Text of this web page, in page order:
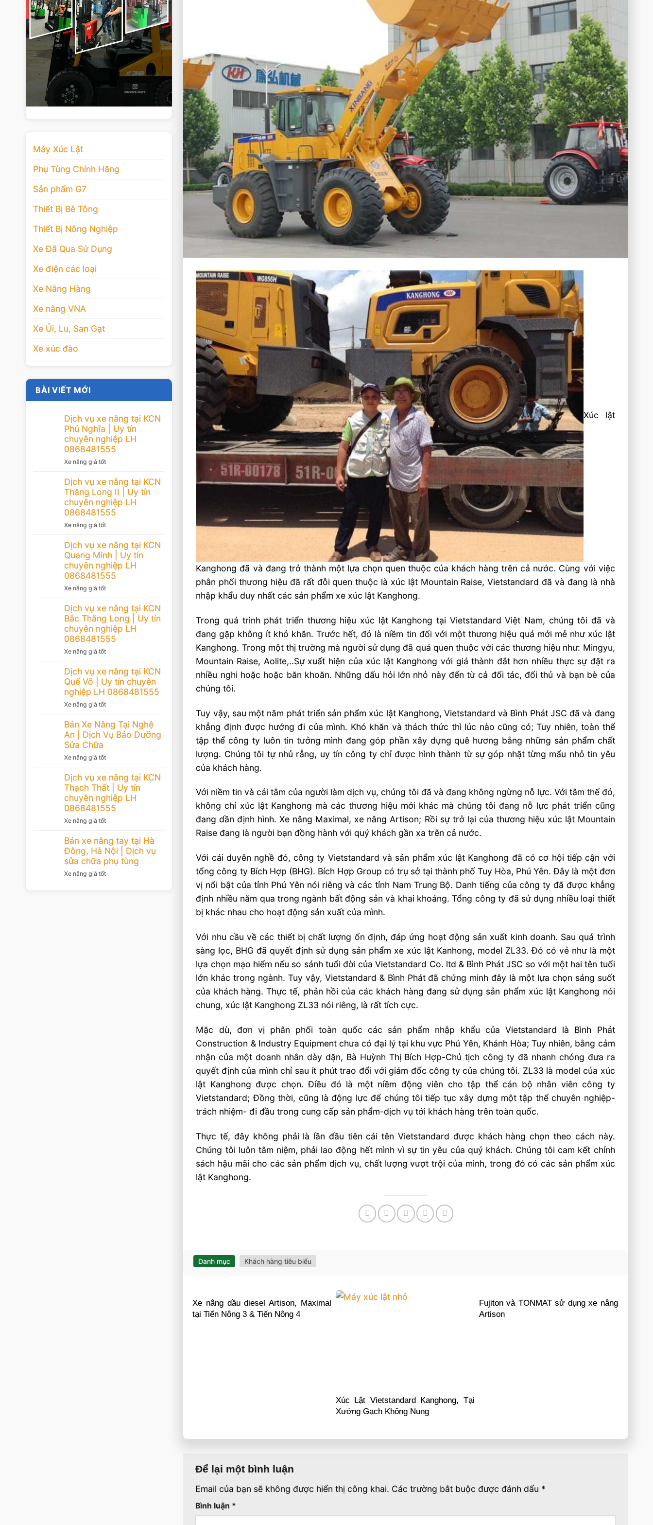
Máy Xúc Lật
Phụ Tùng Chính Hãng
Sản phẩm G7
Thiết Bị Bê Tông
Thiết Bị Nông Nghiệp
Xe Đã Qua Sử Dụng
Xe điện các loại
Xe Nâng Hàng
Xe nâng VNA
Xe Ủi, Lu, San Gạt
Xe xúc đào
BÀI VIẾT MỚI
Dịch vụ xe nâng tại KCN
Phú Nghĩa | Uy tín
chuyên nghiệp LH
0868481555
Xe nâng giá tốt
Dịch vụ xe nâng tại KCN
Thăng Long II | Uy tín
chuyên nghiệp LH
0868481555
Xe nâng giá tốt
Dịch vụ xe nâng tại KCN
Quang Minh | Uy tín
chuyên nghiệp LH
0868481555
Xe nâng giá tốt
Dịch vụ xe nâng tại KCN
Bắc Thăng Long | Uy tín
chuyên nghiệp LH
0868481555
Xe nâng giá tốt
Dịch vụ xe nâng tại KCN
Quế Võ | Uy tín chuyên
nghiệp LH 0868481555
Xe nâng giá tốt
Bán Xe Nâng Tại Nghệ
An | Dịch Vụ Bảo Dưỡng
Sửa Chữa
Xe nâng giá tốt
Dịch vụ xe nâng tại KCN
Thạch Thất | Uy tín
chuyên nghiệp LH
0868481555
Xe nâng giá tốt
Bán xe nâng tay tại Hà
Đông, Hà Nội | Dịch vụ
sửa chữa phụ tùng
Xe nâng giá tốt
Xúc lật
Kanghong đã và đang trở thành một lựa chọn quen thuộc của khách hàng trên cả nước. Cùng với việc
phân phối thương hiệu đã rất đỗi quen thuộc là xúc lật Mountain Raise, Vietstandard đã và đang là nhà
nhập khẩu duy nhất các sản phẩm xe xúc lật Kanghong.
Trong quá trình phát triển thương hiệu xúc lật Kanghong tại Vietstandard Việt Nam, chúng tôi đã và
đang gặp không ít khó khăn. Trước hết, đó là niềm tin đối với một thương hiệu quá mới mẻ như xúc lật
Kanghong. Trong một thị trường mà người sử dụng đã quá quen thuộc với các thương hiệu như: Mingyu,
Mountain Raise, Aolite,..Sự xuất hiện của xúc lật Kanghong với giá thành đắt hơn nhiều thực sự đặt ra
nhiều nghi hoặc hoặc băn khoăn. Những dấu hỏi lớn nhỏ này đến từ cả đối tác, đối thủ và bạn bè của
chúng tôi.
Tuy vậy, sau một năm phát triển sản phẩm xúc lật Kanghong, Vietstandard và Bình Phát JSC đã và đang
khẳng định được hướng đi của mình. Khó khăn và thách thức thì lúc nào cũng có; Tuy nhiên, toàn thể
tập thể công ty luôn tin tưởng mình đang góp phần xây dựng quê hương bằng những sản phẩm chất
lượng. Chúng tôi tự nhủ rẳng, uy tín công ty chỉ được hình thành từ sự góp nhặt từng mẩu nhỏ tin yêu
của khách hàng.
Với niềm tin và cái tâm của người làm dịch vụ, chúng tôi đã và đang không ngừng nỗ lực. Với tâm thế đó,
không chỉ xúc lật Kanghong mà các thương hiệu mới khác mà chúng tôi đang nỗ lực phát triển cũng
đang dần định hình. Xe nâng Maximal, xe nâng Artison; Rồi sự trở lại của thương hiệu xúc lật Mountain
Raise đang là người bạn đồng hành với quý khách gần xa trên cả nước.
Với cái duyên nghề đó, công ty Vietstandard và sản phẩm xúc lật Kanghong đã có cơ hội tiếp cận với
tổng công ty Bích Hợp (BHG). Bích Hợp Group có trụ sở tại thành phố Tuy Hòa, Phú Yên. Đây là một đơn
vị nổi bật của tỉnh Phú Yên nói riêng và các tỉnh Nam Trung Bộ. Danh tiếng của công ty đã được khẳng
định nhiều năm qua trong ngành bất động sản và khai khoáng. Tổng công ty đã sử dụng nhiều loại thiết
bị khác nhau cho hoạt động sản xuất của mình.
Với nhu cầu về các thiết bị chất lượng ổn định, đáp ứng hoạt động sản xuất kinh doanh. Sau quá trình
sàng lọc, BHG đã quyết định sử dụng sản phẩm xe xúc lật Kanhong, model ZL33. Đó có vẻ như là một
lựa chọn mạo hiểm nếu so sánh tuổi đời của Vietstandard Co. ltd & Bình Phát JSC so với một hai tên tuổi
lớn khác trong ngành. Tuy vậy, Vietstandard & Bình Phát đã chứng minh đây là một lựa chọn sáng suốt
của khách hàng. Thực tế, phản hồi của các khách hàng đang sử dụng sản phẩm xúc lật Kanghong nói
chung, xúc lật Kanghong ZL33 nói riêng, là rất tích cực.
Mặc dù, đơn vị phân phối toàn quốc các sản phẩm nhập khẩu của Vietstandard là Bình Phát
Construction & Industry Equipment chưa có đại lý tại khu vực Phú Yên, Khánh Hòa; Tuy nhiên, bằng cảm
nhận của một doanh nhân dày dặn, Bà Huỳnh Thị Bích Hợp-Chủ tịch công ty đã nhanh chóng đưa ra
quyết định của mình chỉ sau ít phút trao đổi với giám đốc công ty của chúng tôi. ZL33 là model của xúc
lật Kanghong được chọn. Điều đó là một niềm động viên cho tập thể cán bộ nhân viên công ty
Vietstandard; Đồng thời, cũng là động lực để chúng tôi tiếp tục xây dựng một tập thể chuyên nghiệp-
trách nhiệm- đi đầu trong cung cấp sản phẩm-dịch vụ tới khách hàng trên toàn quốc.
Thực tế, đây không phải là lần đầu tiên cái tên Vietstandard được khách hàng chọn theo cách này.
Chúng tôi luôn tâm niệm, phải lao động hết mình vì sự tin yêu của quý khách. Chúng tôi cam kết chính
sách hậu mãi cho các sản phẩm dịch vụ, chất lượng vượt trội của mình, trong đó có các sản phẩm xúc
lật Kanghong.
Danh mục Khách hàng tiêu biểu
Xe nâng dầu diesel Artison, Maximal
tại Tiến Nông 3 & Tiến Nông 4
Xúc Lật Vietstandard Kanghong, Tại
Xưởng Gạch Không Nung
Fujiton và TONMAT sử dụng xe nâng
Artison
Để lại một bình luận
Email của bạn sẽ không được hiển thị công khai. Các trường bắt buộc được đánh dấu *
Bình luận *